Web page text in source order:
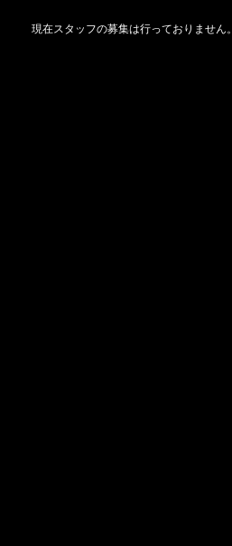
現在スタッフの募集は行っておりません。